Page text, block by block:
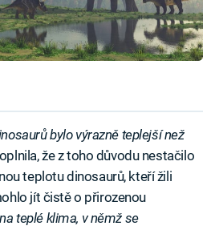
bylo výrazně teplejší než
že z toho důvodu nestačilo
teplotu dinosaurů, kteří žili
jít čistě o přirozenou
teplé klima, v němž se